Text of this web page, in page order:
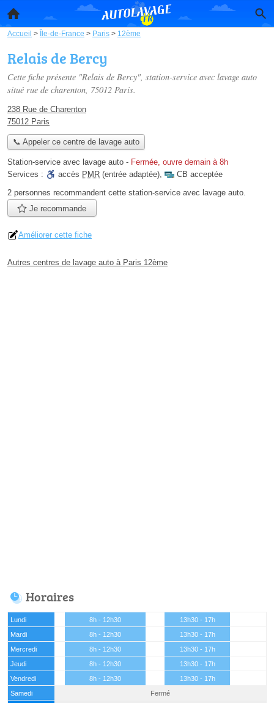
Accueil > Île-de-France > Paris > 12ème
Relais de Bercy
Cette fiche présente "Relais de Bercy", station-service avec lavage auto
situé rue de charenton, 75012 Paris.
238 Rue de Charenton
75012 Paris
📞 Appeler ce centre de lavage auto
Station-service avec lavage auto - Fermée, ouvre demain à 8h
Services :
accès PMR (entrée adaptée),
CB acceptée
2 personnes recommandent cette station-service avec lavage auto.
Je recommande
Améliorer cette fiche
Autres centres de lavage auto à Paris 12ème
Horaires
Lundi 8h - 12h30
13h30 - 17h
Mardi
8h - 12h30
13h30 - 17h
Mercredi
8h - 12h30
13h30 - 17h
Jeudi
8h - 12h30
13h30 - 17h
Vendredi
8h - 12h30
13h30 - 17h
Samedi
Fermé